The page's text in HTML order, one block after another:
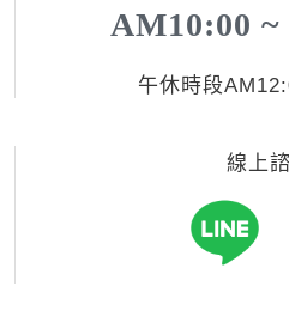
AM10:00 ~
午休時段
線上